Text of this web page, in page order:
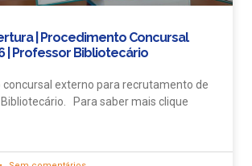
| Procedimento Concursal
| Professor Bibliotecário
concursal externo para recrutamento de
Para saber mais clique